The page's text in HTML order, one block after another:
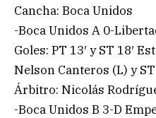
Cancha: Boca Unidos
-Boca Unidos A 0-
Goles: PT 13′ y ST 18′
Nelson Canteros (L) y
Árbitro: Nicolás
-Boca Unidos B 3-D